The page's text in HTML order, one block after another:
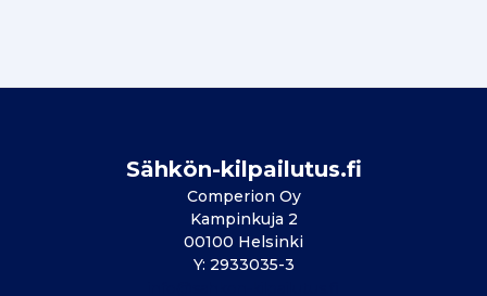
Sähkön-kilpailutus.fi
Comperion Oy
Kampinkuja 2
00100 Helsinki
Y: 2933035-3